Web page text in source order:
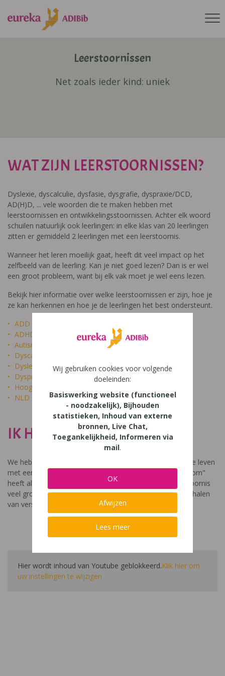
Leerstoornissen
Net zoals ieder kind: uniek
WAT ZIJN LEERSTOORNISSEN?
Dyslexie, dyscalculie, dysfasie, dysgrafie, dyspraxie/DCD,
AD(H)D, ... vele woorden die te maken hebben met
leerstoornissen en ontwikkelingsstoornissen. Achter elk woord
schuilen natuurlijk ook leerlingen: in elke klas van 20 leerlingen
zitten er gemiddeld 2 leerlingen met een leerstoornis.
Wanneer het leren moeilijk gaat, heeft dit veel impact op het
zelfbeeld van de leerling. Kan je niet goed lezen? Dan is er wel
een groot probleem, want bij elk vak moet je wel eens lezen.
Bekijk hier informatie over welke leerstoornissen er zijn, hoe je
ze kan herkennen en hoe je de leerlingen het best ondersteunt.
ADD
ADHD
Autisme
Dyscalculie
Dyslexie
Dyspraxie
Hoogbegaafdheid
NLD
IK HEET NIET DOM
We hebben een video gemaakt die toont hoe het is om te leven
met een leerstoornis. De film met als titel: "Ik heet niet dom"
heeft als doel aan te tonen dat de impact van een leerstoornis
veel groter is dan enkel wat je ziet in de klas. Je hoort verhalen
van verschillende leerlingen en ouders.
Hier wordt inhoud van Youtube geblokkeerd.Klik hier om
uw instellingen te wijzigen
Wij gebruiken cookies voor volgende
doeleinden:
Basiswerking website (functioneel
- noodzakelijk), Bijhouden
statistieken, Inhoud van externe
bronnen, Live Chat,
Toegankelijkheid, Informeren via
mail.
OK
Afwijzen
Lees meer